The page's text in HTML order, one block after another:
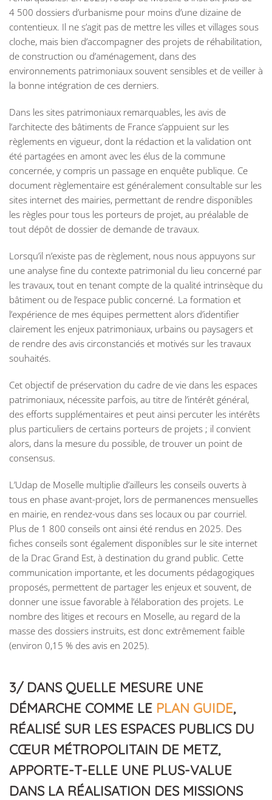
4 500 dossiers d’urbanisme pour moins d’une dizaine de
contentieux. Il ne s’agit pas de mettre les villes et villages sous
cloche, mais bien d’accompagner des projets de réhabilitation,
de construction ou d’aménagement, dans des
environnements patrimoniaux souvent sensibles et de veiller à
la bonne intégration de ces derniers.
Dans les sites patrimoniaux remarquables, les avis de
l’architecte des bâtiments de France s’appuient sur les
règlements en vigueur, dont la rédaction et la validation ont
été partagées en amont avec les élus de la commune
concernée, y compris un passage en enquête publique. Ce
document règlementaire est généralement consultable sur les
sites internet des mairies, permettant de rendre disponibles
les règles pour tous les porteurs de projet, au préalable de
tout dépôt de dossier de demande de travaux.
Lorsqu’il n’existe pas de règlement, nous nous appuyons sur
une analyse fine du contexte patrimonial du lieu concerné par
les travaux, tout en tenant compte de la qualité intrinsèque du
bâtiment ou de l’espace public concerné. La formation et
l’expérience de mes équipes permettent alors d’identifier
clairement les enjeux patrimoniaux, urbains ou paysagers et
de rendre des avis circonstanciés et motivés sur les travaux
souhaités.
Cet objectif de préservation du cadre de vie dans les espaces
patrimoniaux, nécessite parfois, au titre de l’intérêt général,
des efforts supplémentaires et peut ainsi percuter les intérêts
plus particuliers de certains porteurs de projets ; il convient
alors, dans la mesure du possible, de trouver un point de
consensus.
L’Udap de Moselle multiplie d’ailleurs les conseils ouverts à
tous en phase avant-projet, lors de permanences mensuelles
en mairie, en rendez-vous dans ses locaux ou par courriel.
Plus de 1 800 conseils ont ainsi été rendus en 2025. Des
fiches conseils sont également disponibles sur le site internet
de la Drac Grand Est, à destination du grand public. Cette
communication importante, et les documents pédagogiques
proposés, permettent de partager les enjeux et souvent, de
donner une issue favorable à l’élaboration des projets. Le
nombre des litiges et recours en Moselle, au regard de la
masse des dossiers instruits, est donc extrêmement faible
(environ 0,15 % des avis en 2025).
3/ DANS QUELLE MESURE UNE
DÉMARCHE COMME LE PLAN GUIDE,
RÉALISÉ SUR LES ESPACES PUBLICS DU
CŒUR MÉTROPOLITAIN DE METZ,
APPORTE-T-ELLE UNE PLUS-VALUE
DANS LA RÉALISATION DES MISSIONS